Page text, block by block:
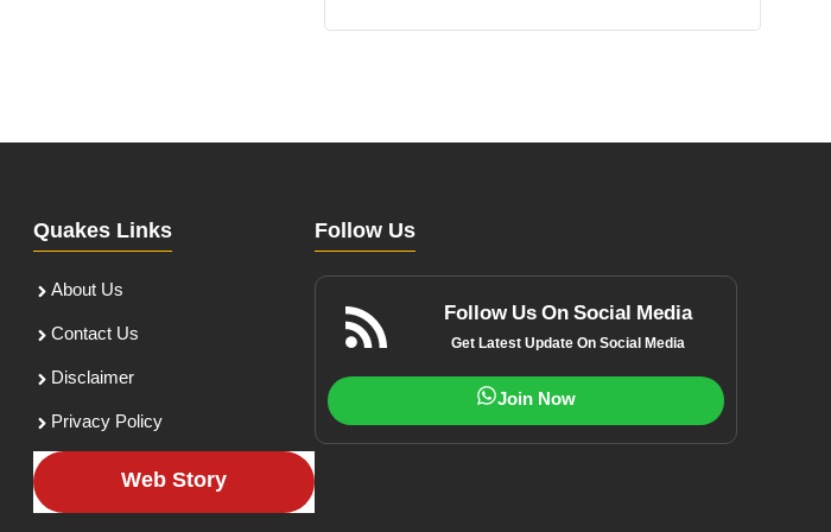
Quakes Links
About Us
Contact Us
Disclaimer
Privacy Policy
Web Story
Follow Us
Follow Us On Social Media
Get Latest Update On Social Media
Join Now